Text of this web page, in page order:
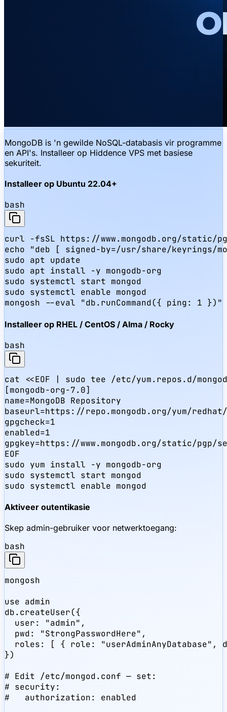
MongoDB is 'n gewilde NoSQL-databasis vir programme
en API's. Installeer op Hiddence VPS met basiese
sekuriteit.
Installeer op Ubuntu 22.04+
bash
curl -fsSL https://www.mongodb.org/static/
echo "deb [ signed-by=/usr/share/keyrings/
sudo apt update
sudo apt install -y mongodb-org
sudo systemctl start mongod
sudo systemctl enable mongod
mongosh --eval "db.runCommand({ ping: 1 })"
Installeer op RHEL / CentOS / Alma / Rocky
bash
cat <<EOF | sudo tee /etc/yum.repos.d/
[mongodb-org-7.0]
name=MongoDB Repository
baseurl=https://repo.mongodb.org/yum/
gpgcheck=1
enabled=1
gpgkey=https://www.mongodb.org/static/pgp/
EOF
sudo yum install -y mongodb-org
sudo systemctl start mongod
sudo systemctl enable mongod
Aktiveer outentikasie
Skep admin-gebruiker voor netwerktoegang:
bash
mongosh
use admin
db.createUser({
  user: "admin",
  pwd: "StrongPasswordHere",
roles: [ { role: "userAdminAnyDatabase",
})
# Edit /etc/mongod.conf — set:
# security:
#   authorization: enabled